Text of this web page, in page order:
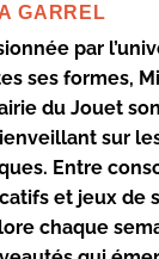
GARREL
par
ses formes,
du Jouet
sur
Entre
et jeux de
chaque